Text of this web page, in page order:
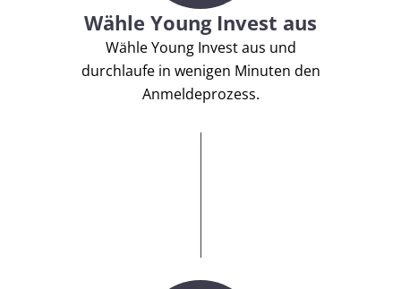
Wähle Young Invest aus
Wähle Young Invest aus und
durchlaufe in wenigen Minuten den
Anmeldeprozess.